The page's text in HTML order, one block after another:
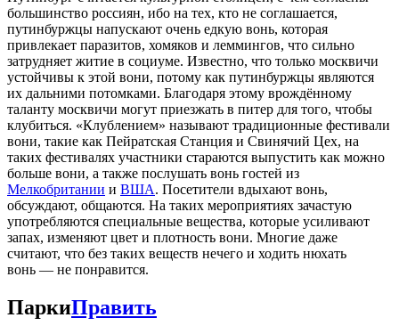
большинство россиян, ибо на тех, кто не соглашается,
путинбуржцы напускают очень едкую вонь, которая
привлекает паразитов, хомяков и леммингов, что сильно
затрудняет житие в социуме. Известно, что только москвичи
устойчивы к этой вони, потому как путинбуржцы являются
их дальними потомками. Благодаря этому врождённому
таланту москвичи могут приезжать в питер для того, чтобы
клубиться. «Клублением» называют традиционные фестивали
вони, такие как Пейратская Станция и Свинячий Цех, на
таких фестивалях участники стараются выпустить как можно
больше вони, а также послушать вонь гостей из
Мелкобритании и ВША. Посетители вдыхают вонь,
обсуждают, общаются. На таких мероприятиях зачастую
употребляются специальные вещества, которые усиливают
запах, изменяют цвет и плотность вони. Многие даже
считают, что без таких веществ нечего и ходить нюхать
вонь — не понравится.
ПаркиПравить